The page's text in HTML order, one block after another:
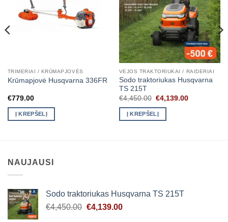
TRIMERIAI / KRŪMAPJOVĖS
Krūmapjovė Husqvarna 336FR
€779.00
Į KREPŠELĮ
VEJOS TRAKTORIUKAI / RAIDERIAI
Sodo traktoriukas Husqvarna
TS 215T
€4,450.00 Original
price
was:
€4,450.00.
€4,139.00Current
Į KREPŠELĮ
NAUJAUSI
Sodo traktoriukas Husqvarna TS 215T
€4,450.00 Original
€4,139.00Current